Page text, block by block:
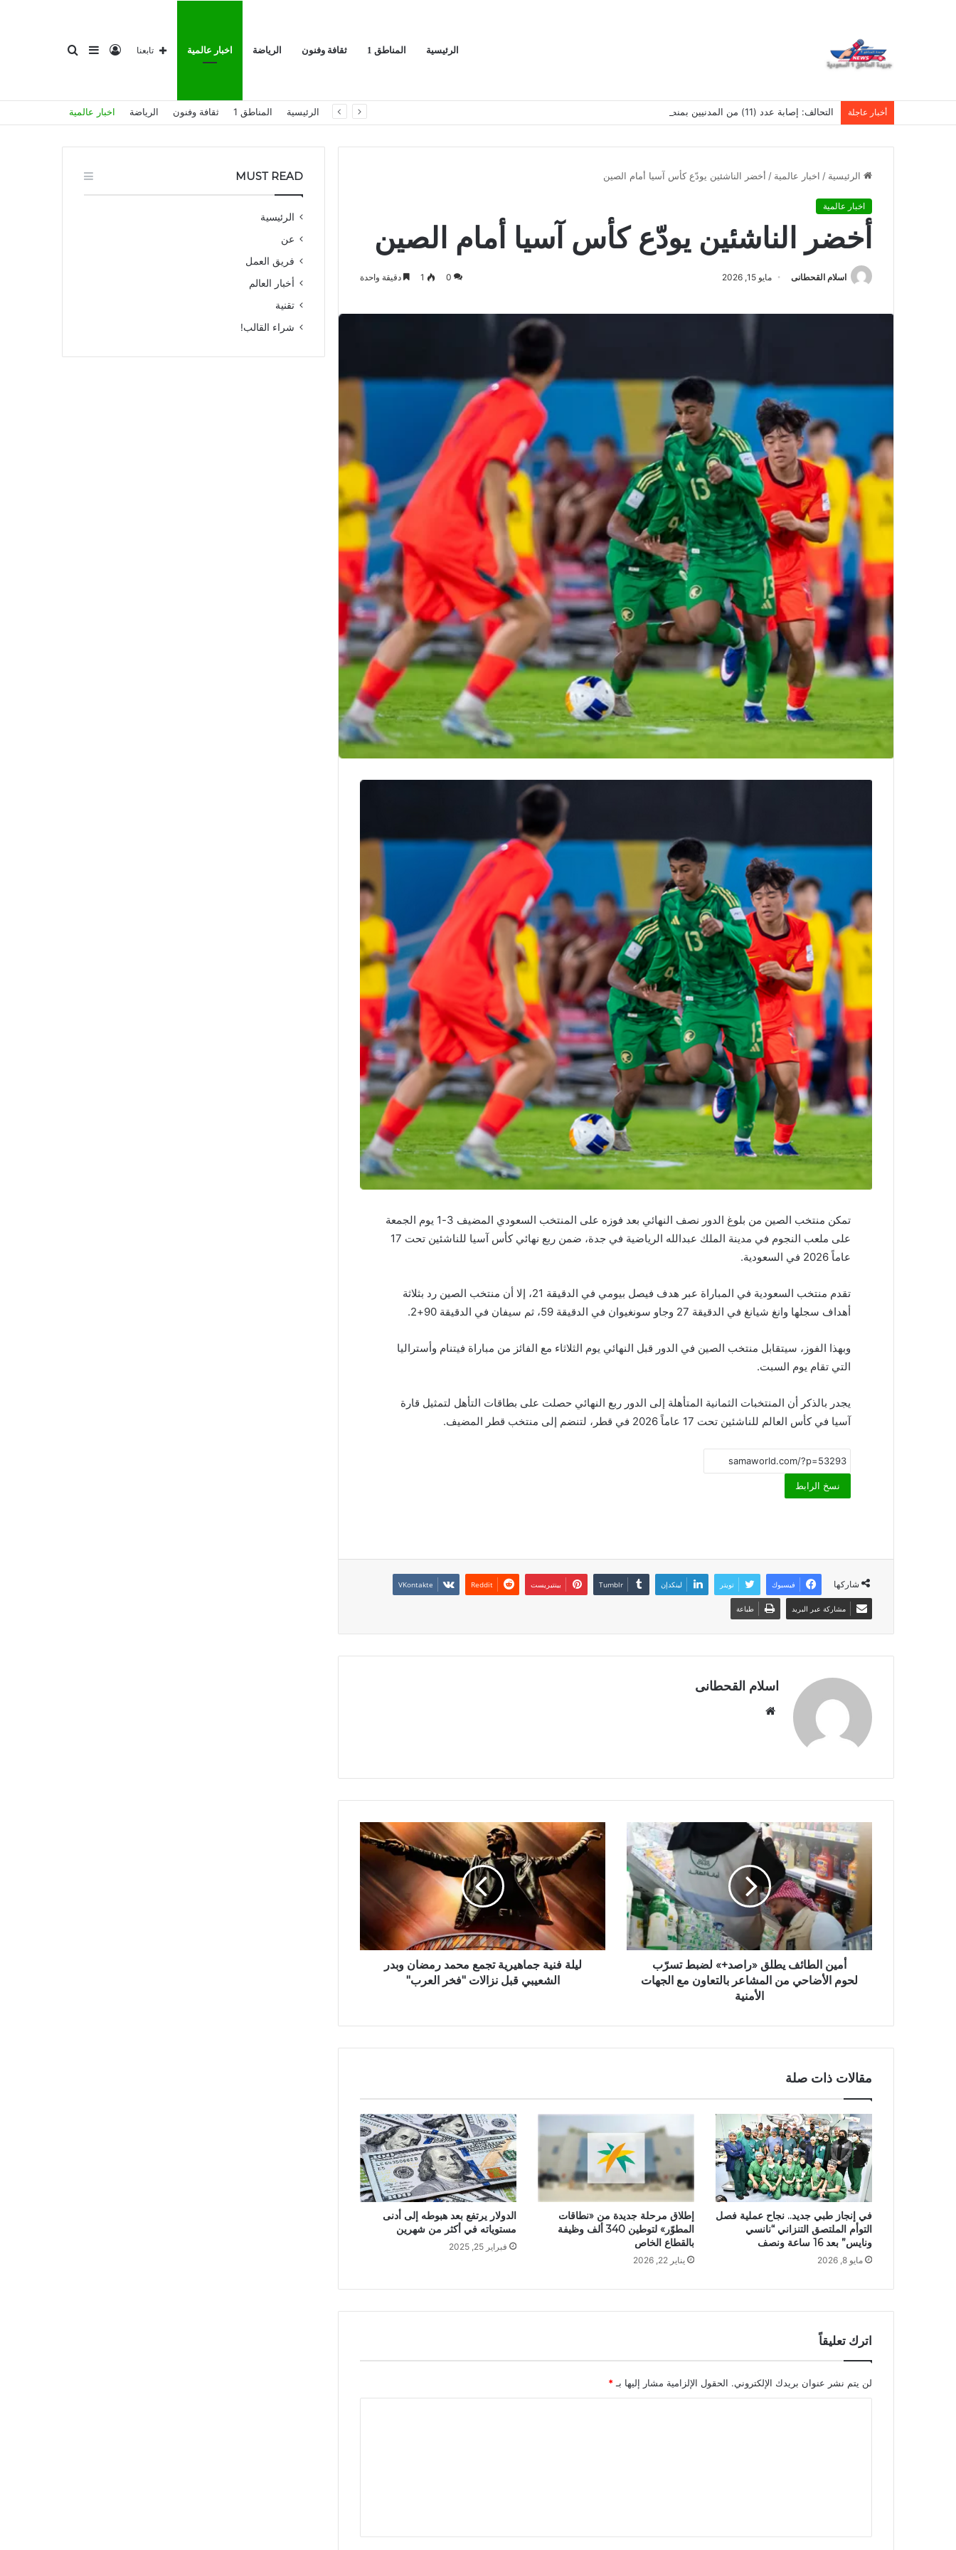
الرئيسية المناطق 1 ثقافة وفنون الرياضة اخبار عالمية
عن
إضافة
عمود
تسجيل
الدخول
تابعنا
أخبار عاجلة التحالف: إصابة عدد (11) من المدنيين بمنطقة نجران نتيجة اعتداءات إرهابية حوثية الرئيسية المناطق 1 ثقافة وفنون الرياضة اخبار عالمية
الرئيسية / اخبار عالمية / أخضر الناشئين يودّع كأس آسيا أمام الصين
اخبار عالمية
أخضر الناشئين يودّع كأس آسيا أمام الصين
اسلام القحطانى مايو 15, 2026 0
1 دقيقة واحدة
تمكن منتخب الصين من بلوغ الدور نصف النهائي بعد فوزه على المنتخب السعودي المضيف 3-1 يوم الجمعة
على ملعب النجوم في مدينة الملك عبدالله الرياضية في جدة، ضمن ربع نهائي كأس آسيا للناشئين تحت 17
عاماً 2026 في السعودية.
تقدم منتخب السعودية في المباراة عبر هدف فيصل بيومي في الدقيقة 21، إلا أن منتخب الصين رد بثلاثة
أهداف سجلها وانغ شيانغ في الدقيقة 27 وجاو سونغيوان في الدقيقة 59، ثم سيفان في الدقيقة 90+2.
وبهذا الفوز، سيتقابل منتخب الصين في الدور قبل النهائي يوم الثلاثاء مع الفائز من مباراة فيتنام وأستراليا
التي تقام يوم السبت.
يجدر بالذكر أن المنتخبات الثمانية المتأهلة إلى الدور ربع النهائي حصلت على بطاقات التأهل لتمثيل قارة
آسيا في كأس العالم للناشئين تحت 17 عاماً 2026 في قطر، لتنضم إلى منتخب قطر المضيف.
نسخ الرابط
شاركها فيسبوك تويتر لينكدإن بينتيريست
مشاركة عبر البريد طباعة
اسلام القحطانى
ا
ي
ب
أمين الطائف يطلق «راصد+» لضبط تسرّب
لحوم الأضاحي من المشاعر بالتعاون مع الجهات
الأمنية
ليلة فنية جماهيرية تجمع محمد رمضان وبدر
الشعيبي قبل نزالات "فخر العرب"
مقالات ذات صلة
في إنجاز طبي جديد.. نجاح عملية فصل
التوأم الملتصق التنزاني “نانسي
ونايس” بعد 16 ساعة ونصف
مايو 8, 2026
إطلاق مرحلة جديدة من «نطاقات
المطوّر» لتوطين 340 ألف وظيفة
بالقطاع الخاص
يناير 22, 2026
الدولار يرتفع بعد هبوطه إلى أدنى
مستوياته في أكثر من شهرين
فبراير 25, 2025
اترك تعليقاً
لن يتم نشر عنوان بريدك الإلكتروني. الحقول الإلزامية مشار إليها بـ*
ق
MUST READ
الرئيسية
عن
فريق العمل
أخبار العالم
تقنية
شراء القالب!